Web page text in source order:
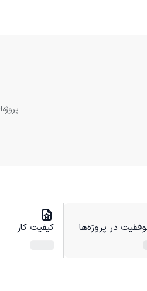
در پروژه‌ها کیفیت کار